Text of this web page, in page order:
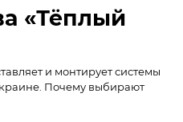
«Тёплый
и монтирует системы
Почему выбирают